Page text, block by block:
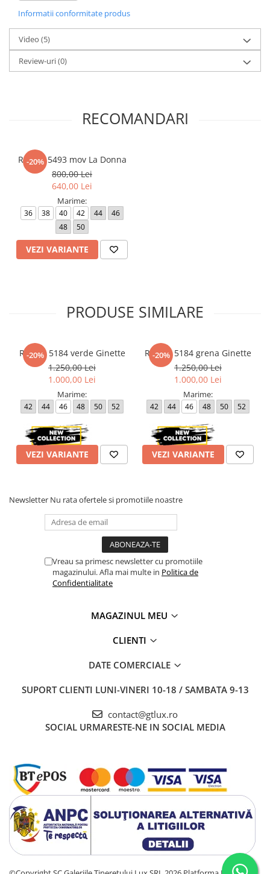
40 - 78 cm
42 - 82 cm
44 - 86 cm
46 - 90 cm
48 - 94 cm
50 - 98 cm
Informatii conformitate produs
Video (5)
Review-uri(0)
RECOMANDARI
-20%
Rochie 5493 mov La Donna
800,00 Lei
640,00 Lei
Marime:
36 38 40 42 44
46
48
50
VEZI VARIANTE
PRODUSE SIMILARE
-20%
Rochie 5184 verde Ginette
1.250,00 Lei
1.000,00 Lei
Marime:
42 44 46 48 50 52
VEZI VARIANTE
-20%
Rochie 5184 grena Ginette
1.250,00 Lei
1.000,00 Lei
Marime:
42 44 46 48 50 52
VEZI VARIANTE
Newsletter Nu rata ofertele si promotiile noastre
Vreau sa primesc newsletter cu promotiile
magazinului. Afla mai multe in Politica de
Confidentialitate
MAGAZINUL MEU
CLIENTI
DATE COMERCIALE
SUPORT CLIENTI LUNI-VINERI 10-18 / SAMBATA 9-13
contact@gtlux.ro
SOCIAL URMARESTE-NE IN SOCIAL MEDIA